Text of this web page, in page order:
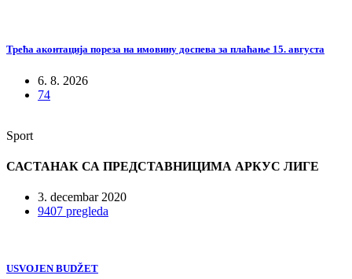
Трећа аконтација пореза на имовину доспева за плаћање 15. августа
6. 8. 2026
74
Sport
САСТАНАК СА ПРЕДСТАВНИЦИМА АРКУС ЛИГЕ
3. decembar 2020
9407 pregleda
USVOJEN BUDŽET